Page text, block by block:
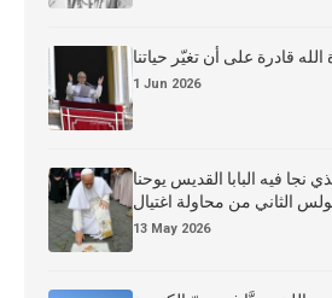
الله قادرة على أن تغيّر حياتنا
1 Jun 2026
نجا فيه البابا القديس يوحنا
الثاني من محاولة اغتيال
13 May 2026